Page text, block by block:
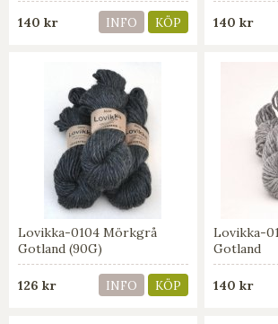
140 kr INFO KÖP 140 kr
Lovikka-0104 Mörkgrå
Gotland (90G)
126 kr INFO KÖP
Lovikka-
Gotland
140 kr